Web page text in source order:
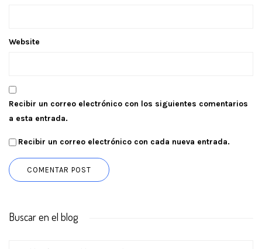
Website
Recibir un correo electrónico con los siguientes comentarios
a esta entrada.
Recibir un correo electrónico con cada nueva entrada.
Buscar en el blog